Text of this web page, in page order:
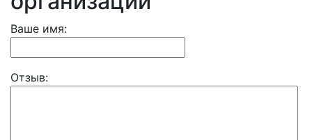
Ваше имя:
Отзыв: